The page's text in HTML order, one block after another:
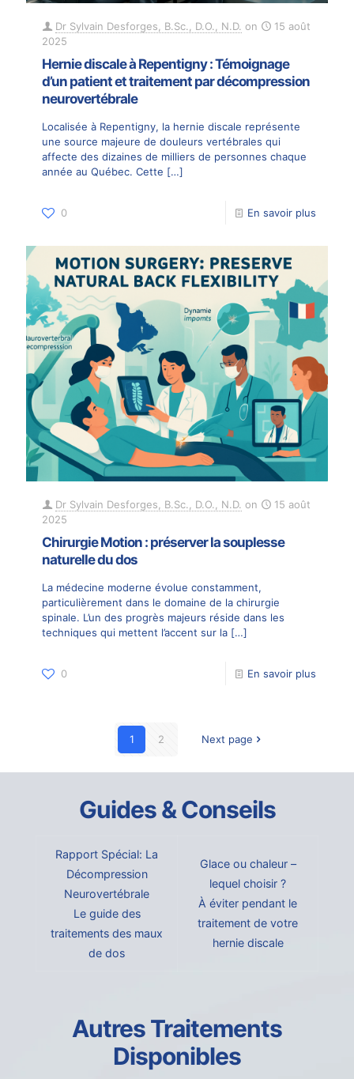
Dr Sylvain Desforges, B.Sc., D.O., N.D. on
15 août
2025
Hernie discale à Repentigny : Témoignage
d’un patient et traitement par décompression
neurovertébrale
Localisée à Repentigny, la hernie discale représente
une source majeure de douleurs vertébrales qui
affecte des dizaines de milliers de personnes chaque
année au Québec. Cette […]
0 En savoir plus
Dr Sylvain Desforges, B.Sc., D.O., N.D. on
15 août
2025
Chirurgie Motion : préserver la souplesse
naturelle du dos
La médecine moderne évolue constamment,
particulièrement dans le domaine de la chirurgie
spinale. L’un des progrès majeurs réside dans les
techniques qui mettent l’accent sur la […]
0 En savoir plus
1 2 Next page
Guides & Conseils
Rapport Spécial: La
Décompression
Neurovertébrale
Le guide des
traitements des maux
de dos
Glace ou chaleur –
lequel choisir ?
À éviter pendant le
traitement de votre
hernie discale
Autres Traitements
Disponibles